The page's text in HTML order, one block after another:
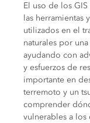
El uso de los
las herramientas
utilizados en el
naturales por
ayudando con
y esfuerzos de
importante en
terremoto y un
comprender
vulnerables a los